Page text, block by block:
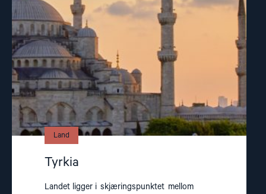
Land
Tyrkia
Landet ligger i skjæringspunktet mellom